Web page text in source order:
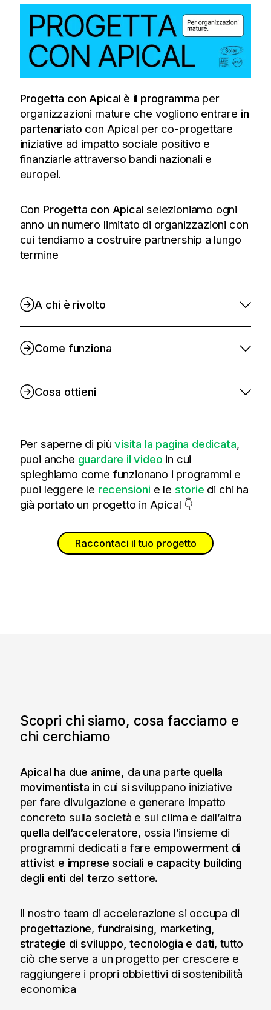
Progetta con Apical è il programma per
organizzazioni mature che vogliono entrare in
partenariato con Apical per co-progettare
iniziative ad impatto sociale positivo e
finanziarle attraverso bandi nazionali e
europei.
Con Progetta con Apicalselezioniamo ogni
anno un numero limitato di organizzazioni con
cui tendiamo a costruire partnership a lungo
termine
A chi è rivolto
Come funziona
Cosa ottieni
Per saperne di piùvisita la pagina dedicata,
puoi anche guardare il video in cui
spieghiamo come funzionano i programmi e
puoi leggere le recensioni e le storie di chi ha
già portato un progetto in Apical 👇
Raccontaci il tuo progetto
Scopri chi siamo, cosa facciamo e
chi cerchiamo
Apical ha due anime, da una parte quella
movimentista in cui si sviluppano iniziative
per fare divulgazione e generare impatto
concreto sulla società e sul clima e dall’altra
quella dell’acceleratore, ossia l’insieme di
programmi dedicati a fare empowerment di
attivist e imprese sociali e capacity building
degli enti del terzo settore.
Il nostro team di accelerazione si occupa di
progettazione, fundraising, marketing,
strategie di sviluppo, tecnologia e dati, tutto
ciò che serve a un progetto per crescere e
raggiungere i propri obbiettivi di sostenibilità
economica